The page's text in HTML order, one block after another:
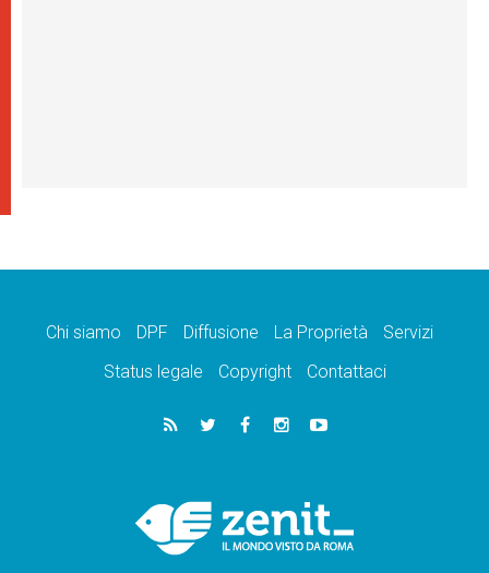
Chi siamo DPF Diffusione La Proprietà
Servizi
Status legale
Copyright Contattaci